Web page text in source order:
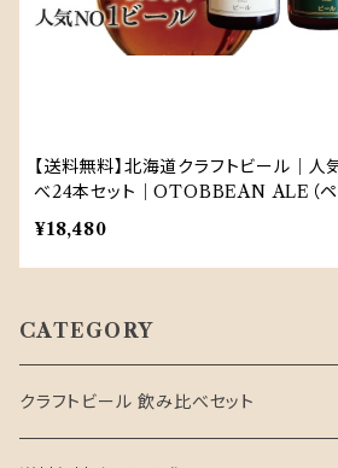
【送料無料】北海道クラフトビール｜
べ24本セット｜OTOBBEAN ALE（ペ
ルワリー直送｜
¥18,480
CATEGORY
クラフトビール 飲み比べセット